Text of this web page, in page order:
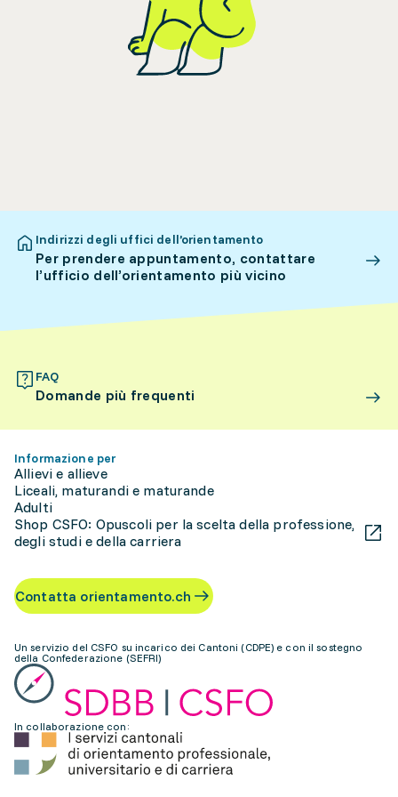
Indirizzi degli uffici dell’orientamento
Per prendere appuntamento, contattare
l’ufficio dell’orientamento più vicino
FAQ
Domande più frequenti
Informazione per
Allievi e allieve
Liceali, maturandi e maturande
Adulti
Shop CSFO: Opuscoli per la scelta della professione,
degli studi e della carriera
Contatta orientamento.ch
Un servizio del CSFO su incarico dei Cantoni (CDPE) e con il sostegno
della Confederazione (SEFRI)
In collaborazione con: